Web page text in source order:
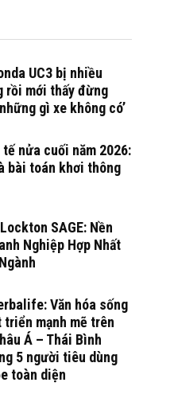
UC3 bị nhiều
rồi mới thấy đừng
gì xe không có’
nửa cuối năm 2026:
bài toán khơi thông
SAGE: Nền
Nghiệp Hợp Nhất
Văn hóa sống
triển mạnh mẽ trên
Á – Thái Bình
5 người tiêu dùng
toàn diện